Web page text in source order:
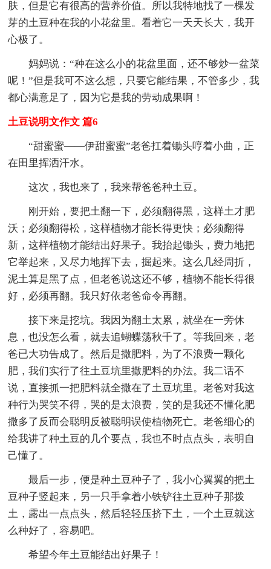
肤，但是它有很高的营养价值。所以我特地找了一棵发
芽的土豆种在我的小花盆里。看着它一天天长大，我开
心极了。
妈妈说：“种在这么小的花盆里面，还不够炒一盆菜
呢！”但是我可不这么想，只要它能结果，不管多少，我
都心满意足了，因为它是我的劳动成果啊！
土豆说明文作文 篇6
“甜蜜蜜——伊甜蜜蜜”老爸扛着锄头哼着小曲，正
在田里挥洒汗水。
这次，我也来了，我来帮爸爸种土豆。
刚开始，要把土翻一下，必须翻得黑，这样土才肥
沃；必须翻得松，这样植物才能长得更快；必须翻得
新，这样植物才能结出好果子。我抬起锄头，费力地把
它举起来，又尽力地挥下去，掘起来。这么几经周折，
泥土算是黑了点，但老爸说这还不够，植物不能长得很
好，必须再翻。我只好依老爸命令再翻。
接下来是挖坑。我因为翻土太累，就坐在一旁休
息，也没怎么看，就去追蝴蝶荡秋千了。等我回来，老
爸已大功告成了。然后是撒肥料，为了不浪费一颗化
肥，我们实行了往土豆坑里撒肥料的办法。我二话不
说，直接抓一把肥料就全撒在了土豆坑里。老爸对我这
种行为哭笑不得，哭的是太浪费，笑的是我还不懂化肥
撒多了反而会聪明反被聪明误使植物死亡。老爸细心的
给我讲了种土豆的几个要点，我也不时点点头，表明自
己懂了。
最后一步，便是种土豆种子了，我小心翼翼的把土
豆种子竖起来，另一只手拿着小铁铲往土豆种子那拨
土，露出一点点头，然后轻轻压挤下土，一个土豆就这
么种好了，容易吧。
希望今年土豆能结出好果子！